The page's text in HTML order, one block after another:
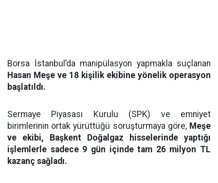
Borsa İstanbul’da manipülasyon yapmakla suçlanan
Hasan Meşe ve 18 kişilik ekibine yönelik operasyon
başlatıldı.
Sermaye Piyasası Kurulu (SPK) ve emniyet
birimlerinin ortak yürüttüğü soruşturmaya göre, Meşe
ve ekibi, Başkent Doğalgaz hisselerinde yaptığı
işlemlerle sadece 9 gün içinde tam 26 milyon TL
kazanç sağladı.